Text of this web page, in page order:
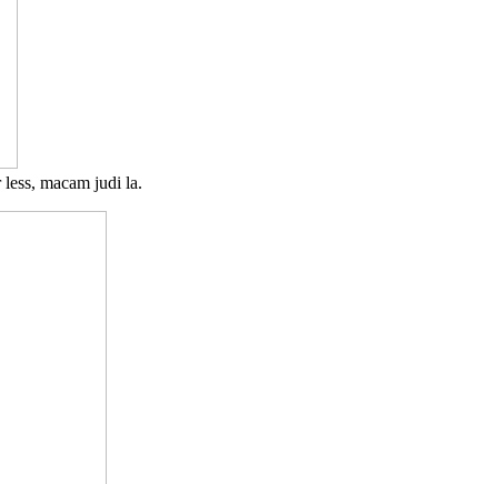
macam judi la.